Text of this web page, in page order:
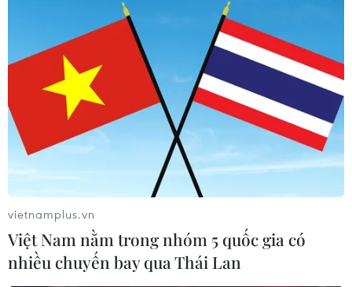
vietnamplus.vn
Việt Nam nằm trong nhóm 5 quốc gia có
nhiều chuyến bay qua Thái Lan